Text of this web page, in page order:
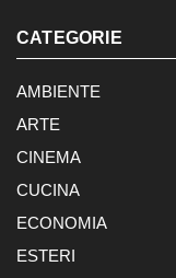
CATEGORIE
AMBIENTE
ARTE
CINEMA
CUCINA
ECONOMIA
ESTERI